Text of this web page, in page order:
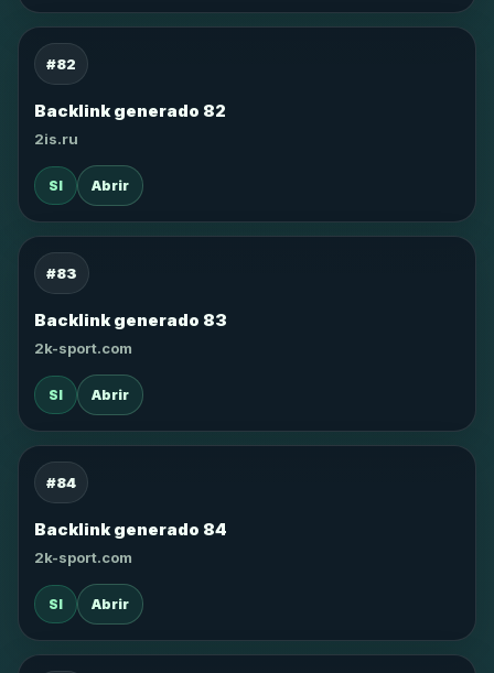
#82
Backlink generado 82
2is.ru
SI Abrir
#83
Backlink generado 83
2k-sport.com
SI Abrir
#84
Backlink generado 84
2k-sport.com
SI Abrir